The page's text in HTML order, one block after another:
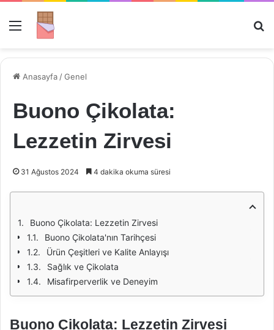
Menü
Anasayfa /Genel
Buono Çikolata:
Lezzetin Zirvesi
31 Ağustos 2024 4 dakika okuma süresi
Buono Çikolata: Lezzetin Zirvesi
Buono Çikolata'nın Tarihçesi
Ürün Çeşitleri ve Kalite Anlayışı
Sağlık ve Çikolata
Misafirperverlik ve Deneyim
Buono Çikolata: Lezzetin Zirvesi